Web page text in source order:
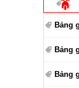
Bảng
Bảng
Bảng